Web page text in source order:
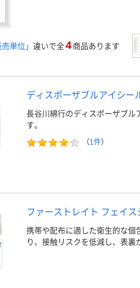
単位」 違いで全4 商品あります
ディスポーザブルアイシ
長谷川綿行のディスポーザブル
す。
（1件）
ファーストレイト フェイ
携帯や配布に適した衛生的な個
り、接触リスクを低減し、表裏